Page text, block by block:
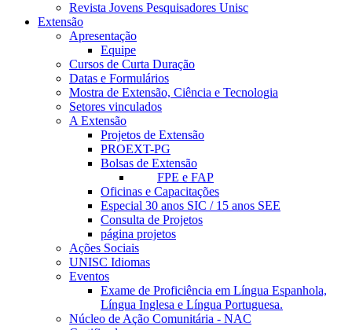
Revista Jovens Pesquisadores Unisc
Extensão
Apresentação
Equipe
Cursos de Curta Duração
Datas e Formulários
Mostra de Extensão, Ciência e Tecnologia
Setores vinculados
A Extensão
Projetos de Extensão
PROEXT-PG
Bolsas de Extensão
FPE e FAP
Oficinas e Capacitações
Especial 30 anos SIC / 15 anos SEE
Consulta de Projetos
página projetos
Ações Sociais
UNISC Idiomas
Eventos
Exame de Proficiência em Língua Espanhola,
Língua Inglesa e Língua Portuguesa.
Núcleo de Ação Comunitária - NAC